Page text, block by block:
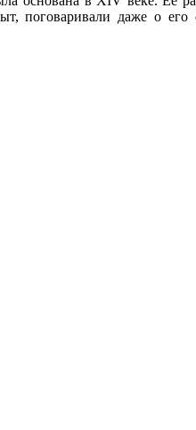
поговаривали даже о его